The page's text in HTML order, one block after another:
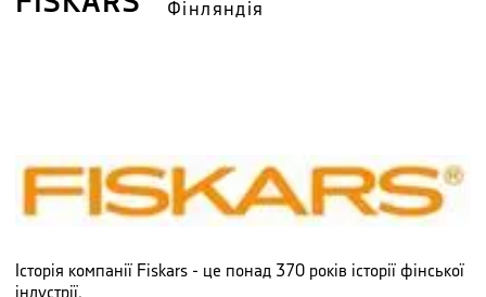
Фінляндія
Історія компанії Fiskars - це понад 370 років історії фінської
індустрії.